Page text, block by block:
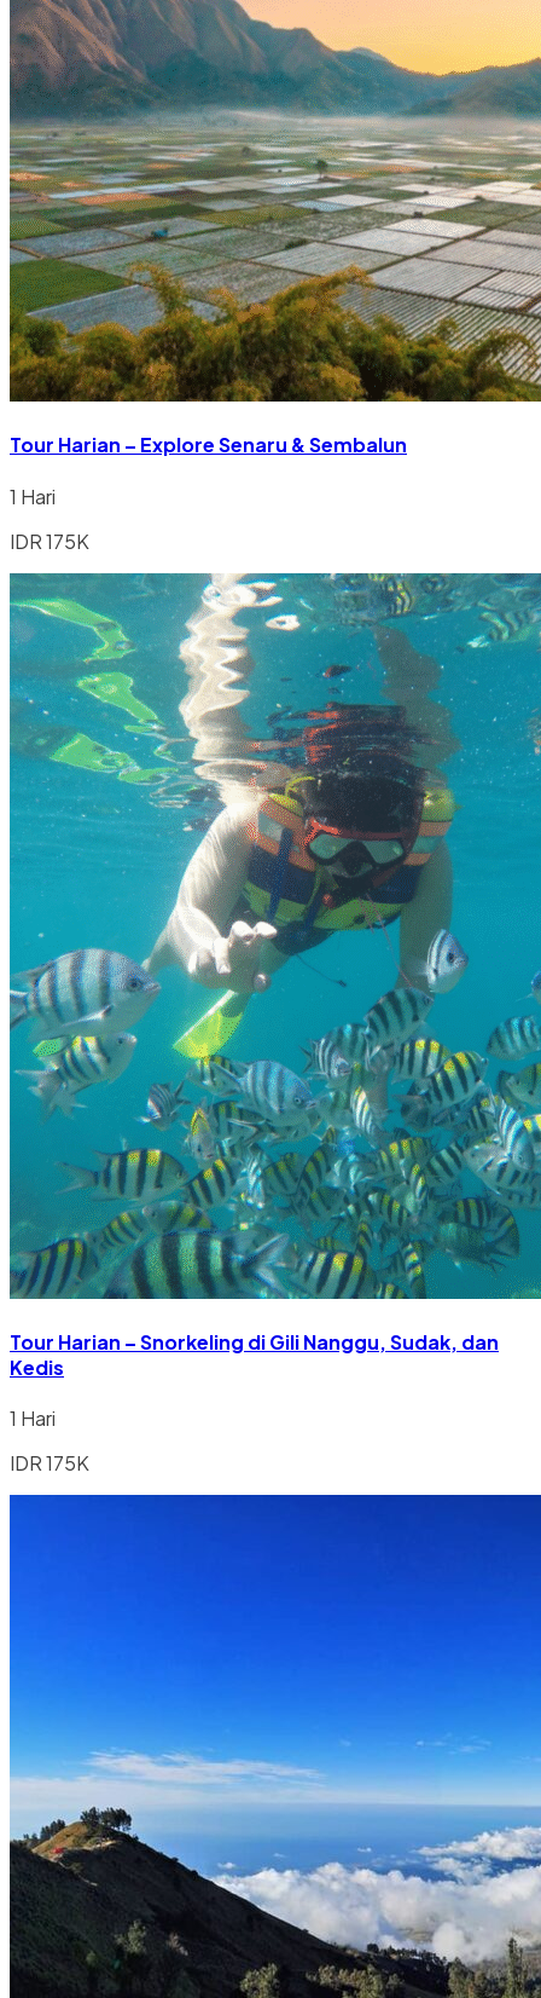
Tour Harian – Explore Senaru & Sembalun
1 Hari
IDR 175K
Tour Harian – Snorkeling di Gili Nanggu, Sudak, dan
Kedis
1 Hari
IDR 175K